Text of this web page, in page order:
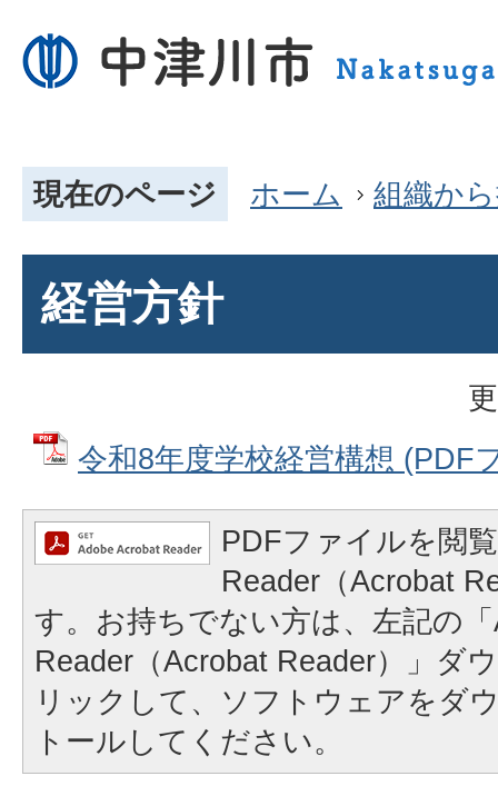
現在のページ ホーム 組織か
経営方針
令和8年度学校経営構想 (PDF
PDFファイルを閲
Reader（Acrobat
す。お持ちでない方は、左記の
Reader（Acrobat Reader）」ダ
リックして、ソフトウェアをダ
トールしてください。